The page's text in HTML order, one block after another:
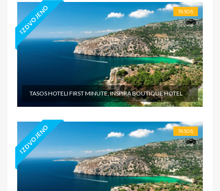
IZDVOJENO TASOS
TASOS HOTELI FIRST MINUTE, INSPIRA BOUTIQUE HOTEL
IZDVOJENO TASOS